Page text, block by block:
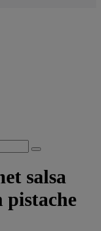
salsa
pistache